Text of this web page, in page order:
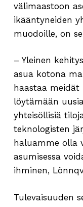
välimaastoon
ikääntyneiden
muodoille, on
– Yleinen
asua kotona
haastaa
löytämään
yhteisöllisiä
teknologisten
haluamme olla
asumisessa
ihminen,
Tulevaisuuden